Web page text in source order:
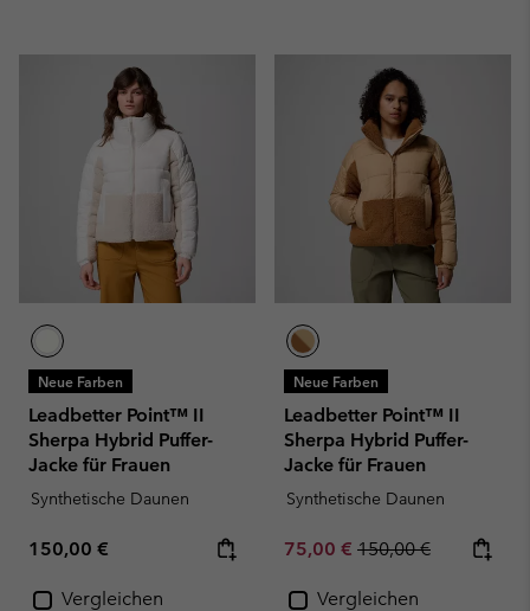
Neue Farben
Leadbetter Point™ II
Sherpa Hybrid Puffer-
Jacke für Frauen
Synthetische Daunen
Regular price:
150,00 €
Vergleichen
Neue Farben
Leadbetter Point™ II
Sherpa Hybrid Puffer-
Jacke für Frauen
Synthetische Daunen
Sale price:
75,00 € Regular price:
150,00 €
Vergleichen